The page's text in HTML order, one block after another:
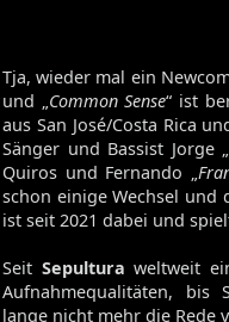
Tja, wieder mal ein
und „Common Sense“ ist
aus San José/Costa Rica
Sänger und Bassist Jorge „
Quiros und Fernando „
schon einige Wechsel und
ist seit 2021 dabei und
Seit Sepultura weltweit
Aufnahmequalitäten, bis
lange nicht mehr die